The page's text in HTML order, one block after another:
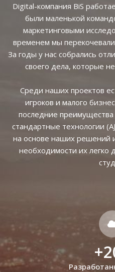
Digital-компания BiS
были маленькой
маркетинговыми
временем мы
За годы у нас собрались
своего дела, которые
Среди наших проектов
игроков и малого
последние
стандартные технологии
на основе наших решений
необходимости их легко
+